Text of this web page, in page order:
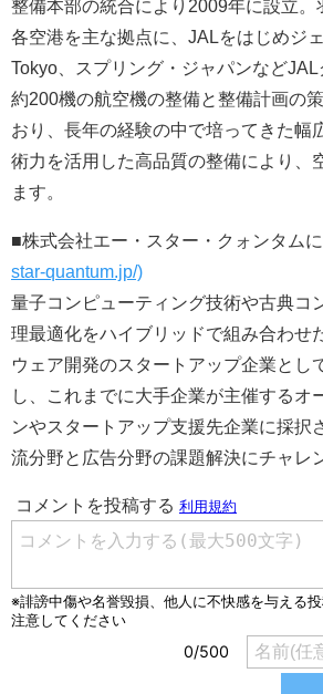
整備本部の統合により2009年に設立。
各空港を主な拠点に、JALをはじめジ
Tokyo、スプリング・ジャパンなど
約200機の航空機の整備と整備計画の
おり、長年の経験の中で培ってきた幅
術力を活用した高品質の整備により、
ます。
■株式会社エー・スター・クォンタム
star-quantum.jp/)
量子コンピューティング技術や古典コ
理最適化をハイブリッドで組み合わせ
ウェア開発のスタートアップ企業とし
し、これまでに大手企業が主催するオ
ンやスタートアップ支援先企業に採択
流分野と広告分野の課題解決にチャレ